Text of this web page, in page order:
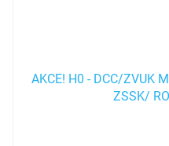
AKCE! H0 - DCC/ZVUK
ZSSK/